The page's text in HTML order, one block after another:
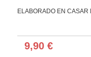
Embutidos
Frutos Secos
Anchoas y Conservas de Pescado
ELABORADO EN
9,90 €